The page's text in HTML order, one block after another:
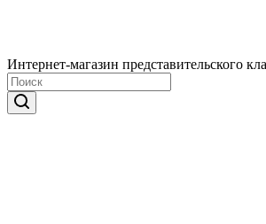
Интернет-магазин представительского